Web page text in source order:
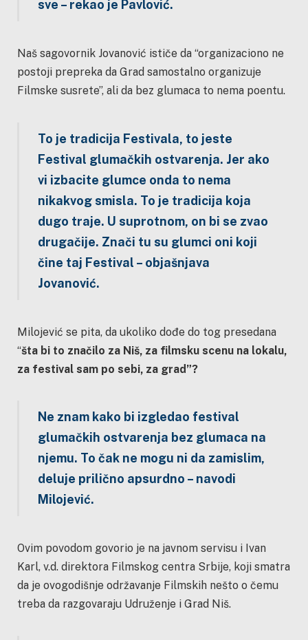
sve – rekao je Pavlović.
Naš sagovornik Jovanović ističe da “organizaciono ne
postoji prepreka da Grad samostalno organizuje
Filmske susrete”, ali da bez glumaca to nema poentu.
To je tradicija Festivala, to jeste
Festival glumačkih ostvarenja. Jer ako
vi izbacite glumce onda to nema
nikakvog smisla. To je tradicija koja
dugo traje. U suprotnom, on bi se zvao
drugačije. Znači tu su glumci oni koji
čine taj Festival – objašnjava
Jovanović.
Milojević se pita, da ukoliko dođe do tog presedana
“šta bi to značilo za Niš, za filmsku scenu na lokalu,
za festival sam po sebi, za grad”?
Ne znam kako bi izgledao festival
glumačkih ostvarenja bez glumaca na
njemu. To čak ne mogu ni da zamislim,
deluje prilično apsurdno – navodi
Milojević.
Ovim povodom govorio je na javnom servisu i Ivan
Karl, v.d. direktora Filmskog centra Srbije, koji smatra
da je ovogodišnje održavanje Filmskih nešto o čemu
treba da razgovaraju Udruženje i Grad Niš.